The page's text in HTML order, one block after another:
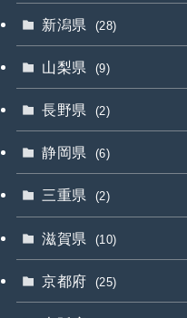
新潟県 (28)
山梨県 (9)
長野県 (2)
静岡県 (6)
三重県 (2)
滋賀県 (10)
京都府 (25)